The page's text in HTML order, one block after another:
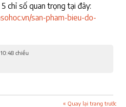
chỉ số quan trọng tại đây:
san-pham-bieu-do-
chiều
« Quay lại trang trước